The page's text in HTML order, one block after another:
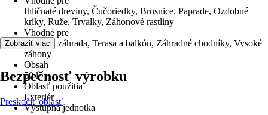
Ihličnaté dreviny, Čučoriedky, Brusnice, Paprade, Ozdobné
kríky, Ruže, Trvalky, Záhonové rastliny
Vhodné pre
Okrasná záhrada, Terasa a balkón, Záhradné chodníky, Vysoké
záhony
Obsah
50 l
Oblasť použitia
Exteriér
Výstupná jednotka
Zobraziť viac
Bezpečnosť výrobku
Preskočiť oblasť